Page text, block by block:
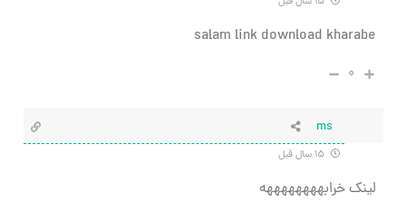
salam link download kharabe
۰
ms
لینک خرابههههههههه